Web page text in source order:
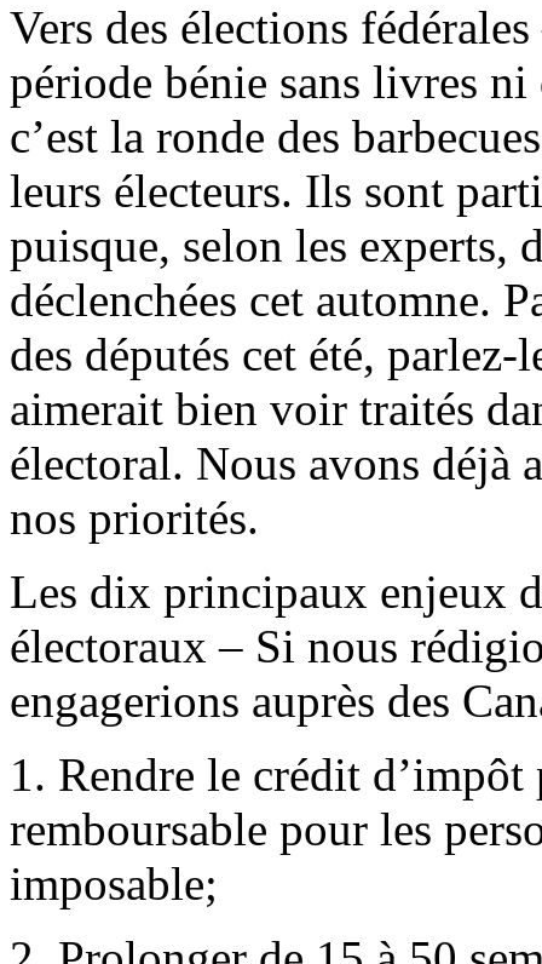
Vers des élections
période bénie sans livres
c’est la ronde des
leurs électeurs. Ils sont
puisque, selon les experts,
déclenchées cet automne.
des députés cet été,
aimerait bien voir traités
électoral. Nous avons déjà
nos priorités.
Les dix principaux enjeux
électoraux – Si nous
engagerions auprès des
1. Rendre le crédit d’impôt
remboursable pour les
imposable;